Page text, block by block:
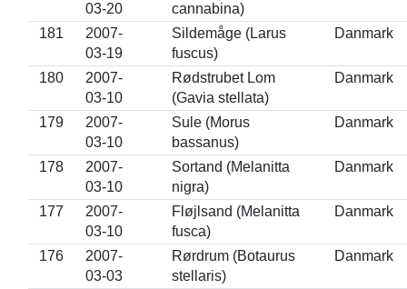
03-20
cannabina)
181
2007-
03-19
Sildemåge (Larus
fuscus)
Danmark
180
2007-
03-10
Rødstrubet Lom
(Gavia stellata)
Danmark
179
2007-
03-10
Sule (Morus
bassanus)
Danmark
178
2007-
03-10
Sortand (Melanitta
nigra)
Danmark
177
2007-
03-10
Fløjlsand (Melanitta
fusca)
Danmark
176
2007-
03-03
Rørdrum (Botaurus
stellaris)
Danmark